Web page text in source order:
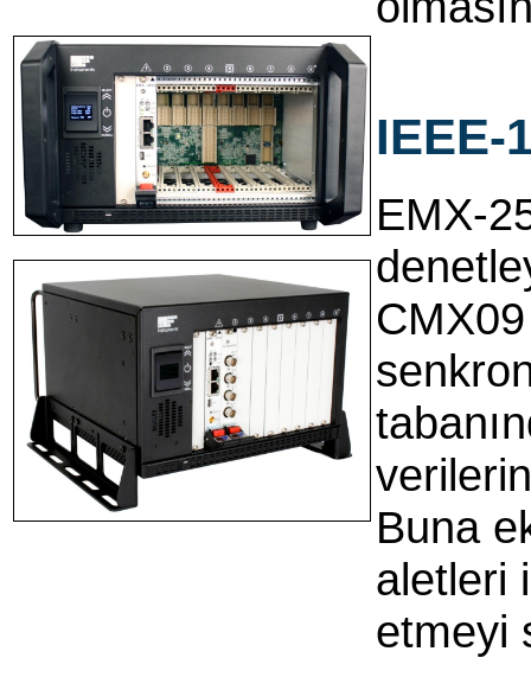
IEEE-
EMX-
Buna
aletleri
etmeyi